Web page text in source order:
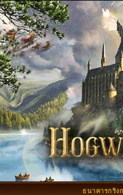
ธนาคารกริง